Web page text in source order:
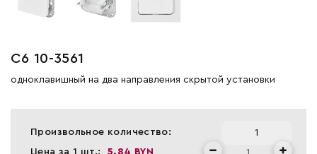
С6 10-3561
одноклавишный на два направления скрытой установки
Произвольное количество:
Цена за 1 шт.:
5.84 BYN